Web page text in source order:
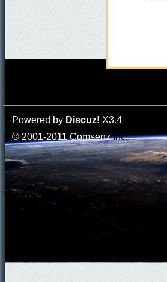
Powered by Discuz! X3.4
© 2001-2011ComsenzInc.